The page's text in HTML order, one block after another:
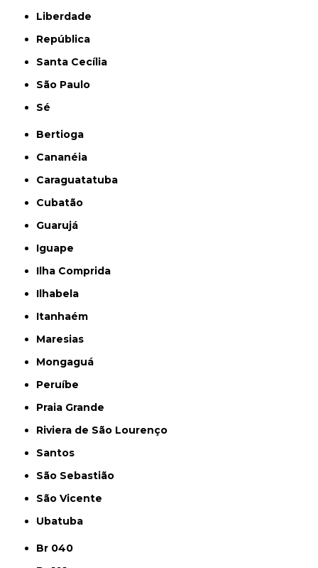
Liberdade
República
Santa Cecília
São Paulo
Sé
Bertioga
Cananéia
Caraguatatuba
Cubatão
Guarujá
Iguape
Ilha Comprida
Ilhabela
Itanhaém
Maresias
Mongaguá
Peruíbe
Praia Grande
Riviera de São Lourenço
Santos
São Sebastião
São Vicente
Ubatuba
Br 040